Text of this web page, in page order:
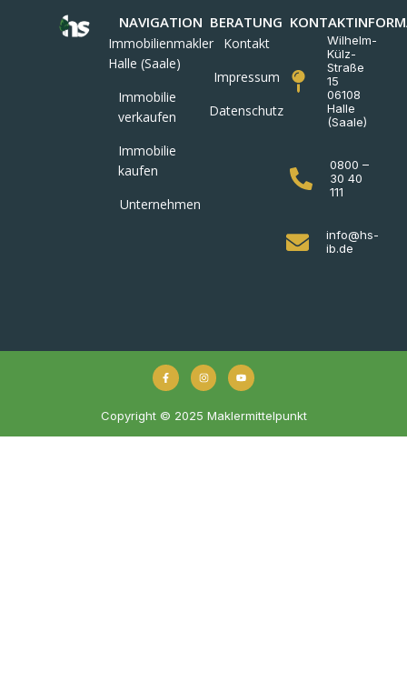
NAVIGATION
Immobilienmakler
Halle (Saale)
Immobilie
verkaufen
Immobilie
kaufen
Unternehmen
BERATUNG
Kontakt
Impressum
Datenschutz
Wilhelm-
Külz-
Straße
15
06108
Halle
(Saale)
0800 –
30 40
111
info@hs-
ib.de
Copyright © 2025 Maklermittelpunkt